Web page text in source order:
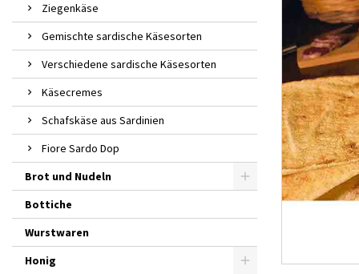
Ziegenkäse
Gemischte sardische Käsesorten
Verschiedene sardische Käsesorten
Käsecremes
Schafskäse aus Sardinien
Fiore Sardo Dop
Brot und Nudeln
Bottiche
Wurstwaren
Honig